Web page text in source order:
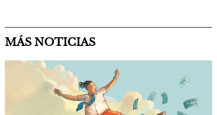
MÁS NOTICIAS